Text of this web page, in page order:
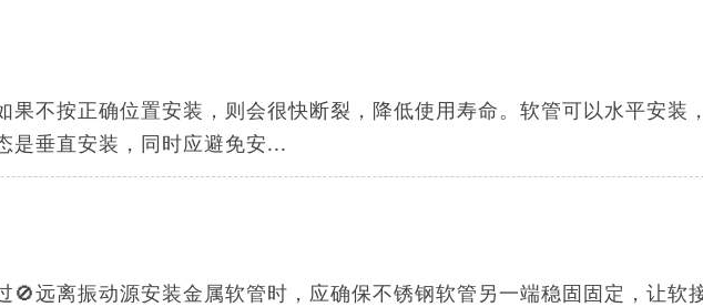
果不按正确位置安装，则会很快断裂，降低使用寿命。软管可以水平安装
是垂直安装，同时应避免安...
🚫远离振动源安装金属软管时，应确保不锈钢软管另一端稳固固定，让软